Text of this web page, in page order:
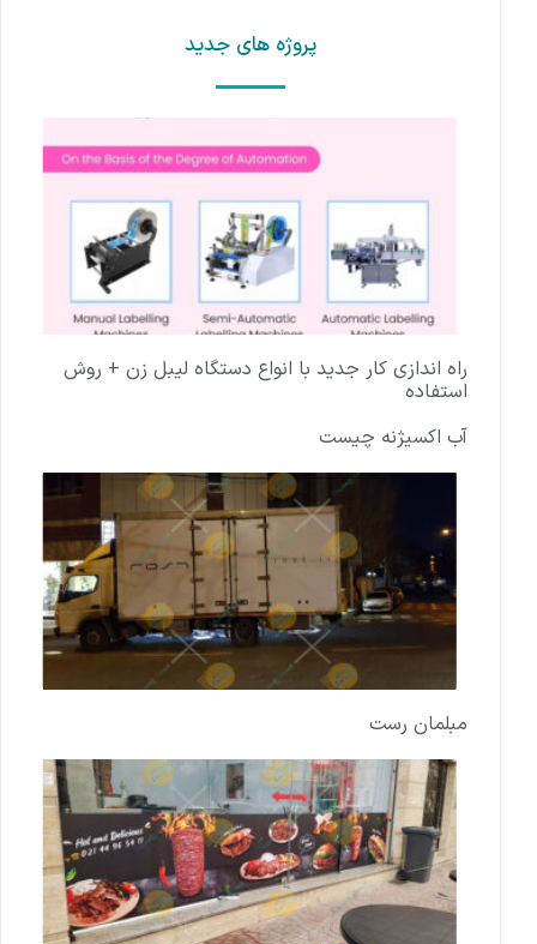
پروژه های جدید
راه اندازی کار جدید با انواع دستگاه لیبل زن + روش
استفاده
آب اکسیژنه چیست
مبلمان رست